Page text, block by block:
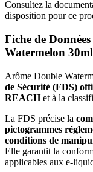
Consultez la
disposition pour ce
Fiche de
Watermelon 30ml
Arôme Double
de Sécurité (FDS)
REACHet à la
La FDS précise la
pictogrammes
conditions de
Elle garantit la
applicables aux e-